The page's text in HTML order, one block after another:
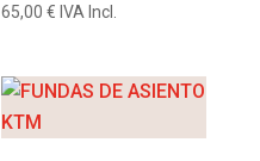
65,00€ IVA Incl.